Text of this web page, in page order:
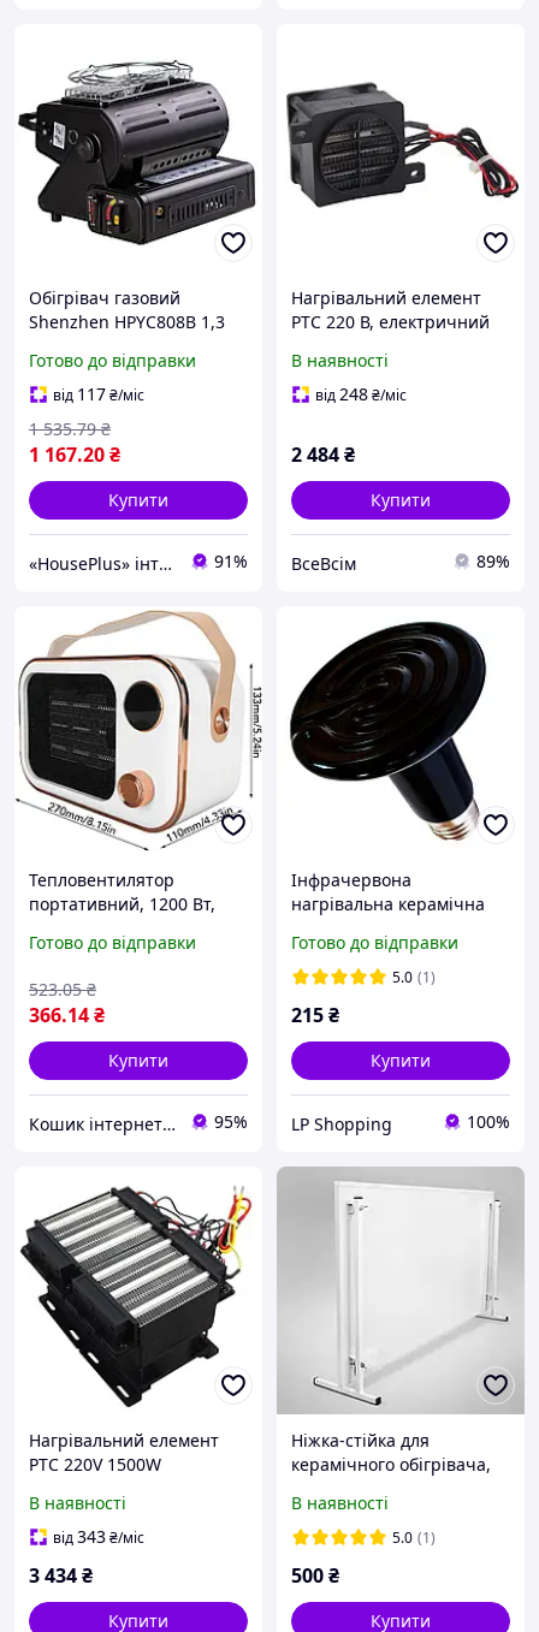
Обігрівач газовий
Shenzhen HPYC808B 1,3
нагрівальний елемент,
швидке ефективне
обігрівання приміщень
Готово до відправки
від 117₴/міс
1 167.20₴
1 535.79 ₴
Купити
«HousePlus» інтернет-магазин товарів для туризму 91%
Нагрівальний елемент
PTC 220 В, електричний
потужністю 300 Вт,
керамічний повітряний
В наявності
від248₴/міс
2 484₴
Купити
ВсеВсім 89%
Тепловентилятор
портативний, 1200 Вт,
керамічним
білий
Готово до відправки
366.14₴
523.05 ₴
Купити
Кошик інтернет магазин 95%
Інфрачервона
нагрівальна керамічна
тварин і рослин
потужністю 75 W
Готово до відправки
5.0 (1)
215₴
Купити
LP Shopping 100%
Нагрівальний елемент
PTC 220V 1500W
нагрівач PTC,
електроізольований
В наявності
від343₴/міс
3 434₴
Купити
Ніжка-стійка для
керамічного обігрівача,
панелей UDEN-700,
UDEN-500
В наявності
5.0 (1)
500₴
Купити